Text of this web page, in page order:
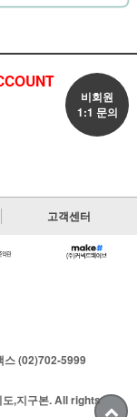
비회원
1:1 문의
고객센터
스(02)702-5999
,지구본. All rights